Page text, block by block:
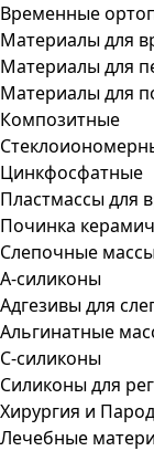
Временные
Материалы для
Материалы для
Материалы для
Композитные
Цинкфосфатные
Пластмассы для
Починка
Слепочные
А-силиконы
Адгезивы для
Альгинатные
С-силиконы
Силиконы для
Хирургия и
Лечебные